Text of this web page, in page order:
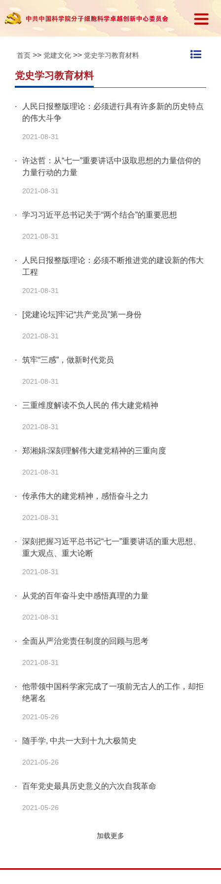
首页 >> 党建文化 >> 党史学习教育材料
党史学习教育材料
人民日报整版理论：必须进行具有许多新的历史特点
的伟大斗争
2021-08-31
许达哲：从“七一”重要讲话中汲取思想的力量信仰的
力量行动的力量
2021-08-31
学习习近平总书记关于“两个结合”的重要思想
2021-08-31
人民日报整版理论：必须不断推进党的建设新的伟大
工程
2021-08-31
[党建论坛]牢记“共产党员”第一身份
2021-08-31
筑牢“三感”，做新时代党员
2021-08-31
三重维度解读不负人民的 伟大建党精神
2021-08-31
郑湘娟:深刻理解伟大建党精神的三重向度
2021-08-31
传承伟大的建党精神，感悟奋斗之力
2021-08-31
深刻把握习近平总书记“七一”重要讲话的重大思想、
重大观点、重大论断
2021-08-31
从党的百年奋斗史中感悟真理的力量
2021-08-31
全面从严治党责任制度的回顾与思考
2021-08-31
他带领中国科学家完成了一项前无古人的工作，却拒
绝署名
2021-05-26
随手学, 中共一大到十九大极简史
2021-05-26
百年党史最具历史意义的六次自我革命
2021-05-26
加载更多